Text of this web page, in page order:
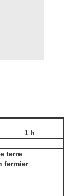
1 h
terre
fermier